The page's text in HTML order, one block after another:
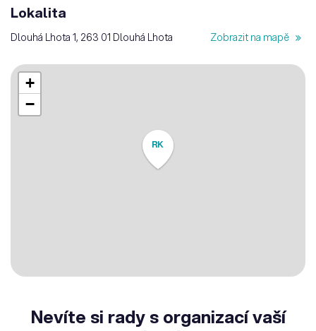
Lokalita
Dlouhá Lhota 1, 263 01 Dlouhá Lhota Zobrazit na mapě
RK
+
−
Nevíte si rady s organizací vaší